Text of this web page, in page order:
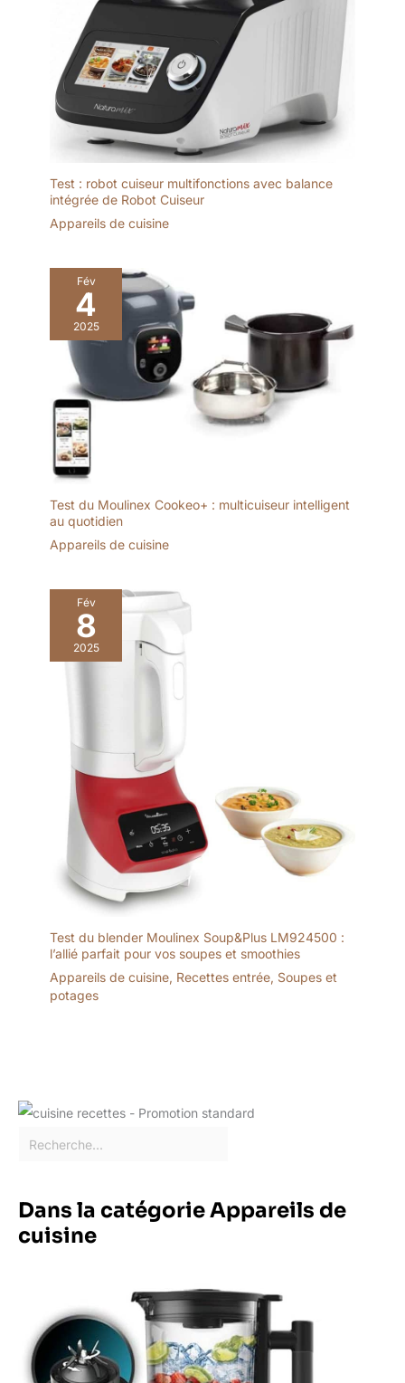
Test : robot cuiseur multifonctions avec balance
intégrée de Robot Cuiseur
Appareils de cuisine
Fév
4
2025
Test du Moulinex Cookeo+ : multicuiseur intelligent
au quotidien
Appareils de cuisine
Fév
8
2025
Test du blender Moulinex Soup&Plus LM924500 :
l’allié parfait pour vos soupes et smoothies
Appareils de cuisine, Recettes entrée, Soupes et
potages
Dans la catégorie Appareils de
cuisine